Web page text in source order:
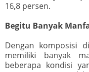
16,8 persen.
Begitu Banyak
Dengan komposisi
memiliki banyak
beberapa kondisi